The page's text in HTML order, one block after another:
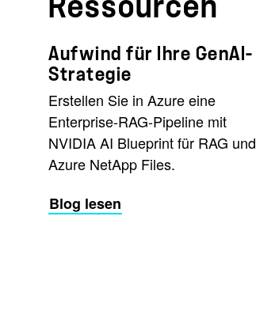
Ressourcen
Aufwind für Ihre GenAI-
Strategie
Erstellen Sie in Azure eine
Enterprise-RAG-Pipeline mit
NVIDIA AI Blueprint für RAG und
Azure NetApp Files.
Blog lesen